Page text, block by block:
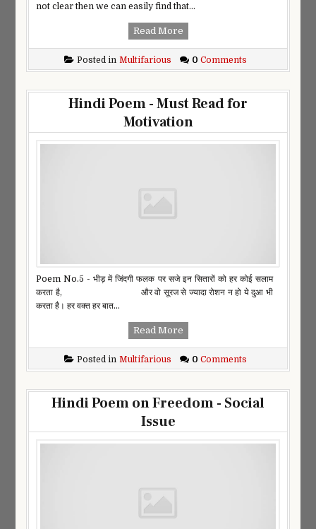
not clear then we can easily find that...
Read More
Posted in Multifarious 0 Comments
Hindi Poem - Must Read for
Motivation
Poem No.5 - भीड़ में जिंदगी फलक पर सजे इन सितारों को हर कोई सलाम
करता है, और वो सूरज से ज्यादा रोशन न हो ये दुआ भी
करता है। हर वक्त हर बात...
Read More
Posted in Multifarious 0 Comments
Hindi Poem on Freedom - Social
Issue